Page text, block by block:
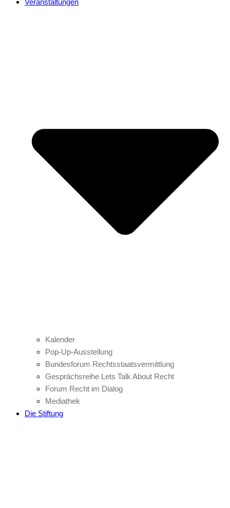
Veranstaltungen
Kalender
Pop-Up-Ausstellung
Bundesforum Rechtsstaatsvermittlung
Gesprächsreihe Lets Talk About Recht
Forum Recht im Dialog
Mediathek
Die Stiftung